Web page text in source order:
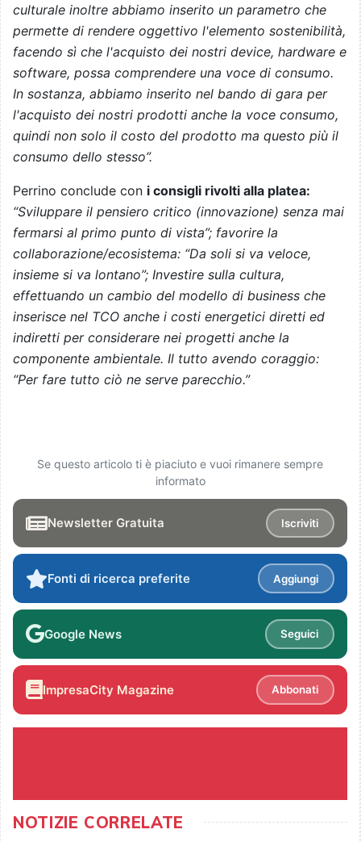
culturale inoltre abbiamo inserito un parametro che
permette di rendere oggettivo l'elemento sostenibilità,
facendo sì che l'acquisto dei nostri device, hardware e
software, possa comprendere una voce di consumo.
In sostanza, abbiamo inserito nel bando di gara per
l'acquisto dei nostri prodotti anche la voce consumo,
quindi non solo il costo del prodotto ma questo più il
consumo dello stesso”.
Perrino conclude con i consigli rivolti alla platea:
“Sviluppare il pensiero critico (innovazione) senza mai
fermarsi al primo punto di vista”; favorire la
collaborazione/ecosistema: “Da soli si va veloce,
insieme si va lontano”; Investire sulla cultura,
effettuando un cambio del modello di business che
inserisce nel TCO anche i costi energetici diretti ed
indiretti per considerare nei progetti anche la
componente ambientale. Il tutto avendo coraggio:
“Per fare tutto ciò ne serve parecchio.”
Se questo articolo ti è piaciuto e vuoi rimanere sempre
informato
Newsletter Gratuita Iscriviti
Fonti di ricerca preferite Aggiungi
Google News Seguici
ImpresaCity Magazine Abbonati
NOTIZIE CORRELATE